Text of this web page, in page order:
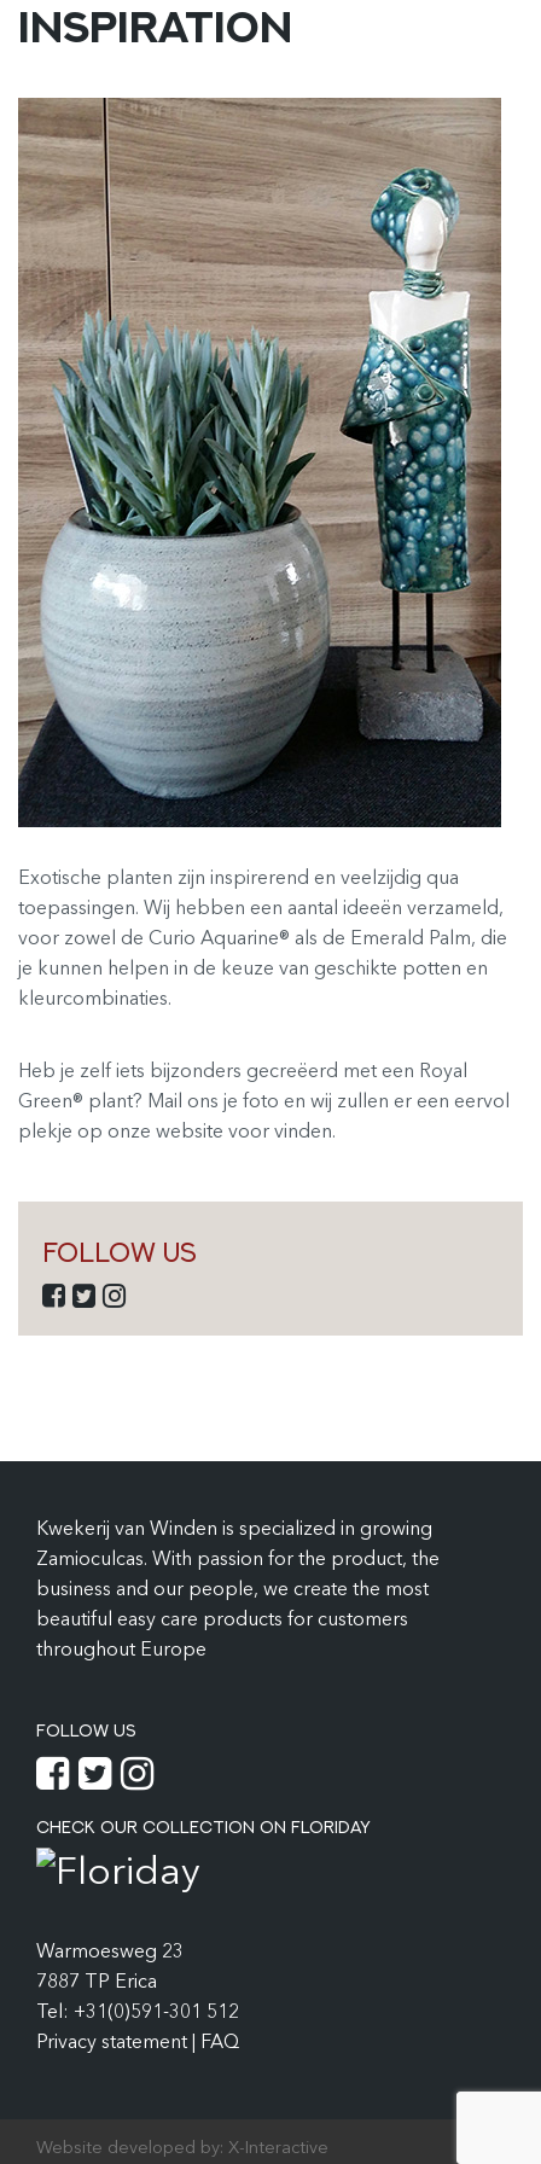
INSPIRATION
Exotische planten zijn inspirerend en veelzijdig qua
toepassingen. Wij hebben een aantal ideeën verzameld,
voor zowel de Curio Aquarine® als de Emerald Palm, die
je kunnen helpen in de keuze van geschikte potten en
kleurcombinaties.
Heb je zelf iets bijzonders gecreëerd met een Royal
Green® plant? Mail ons je foto en wij zullen er een eervol
plekje op onze website voor vinden.
FOLLOW US
Kwekerij van Winden is specialized in growing
Zamioculcas. With passion for the product, the
business and our people, we create the most
beautiful easy care products for customers
throughout Europe
FOLLOW US
CHECK OUR COLLECTION ON FLORIDAY
Warmoesweg 23
7887 TP Erica
Tel: +31(0)591-301 512
Privacy statement
FAQ
Website developed by: X-Interactive